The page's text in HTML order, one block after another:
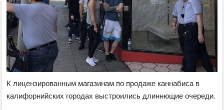
К лицензированным магазинам по продаже каннабиса в
калифорнийских городах выстроились длиннющие очереди.